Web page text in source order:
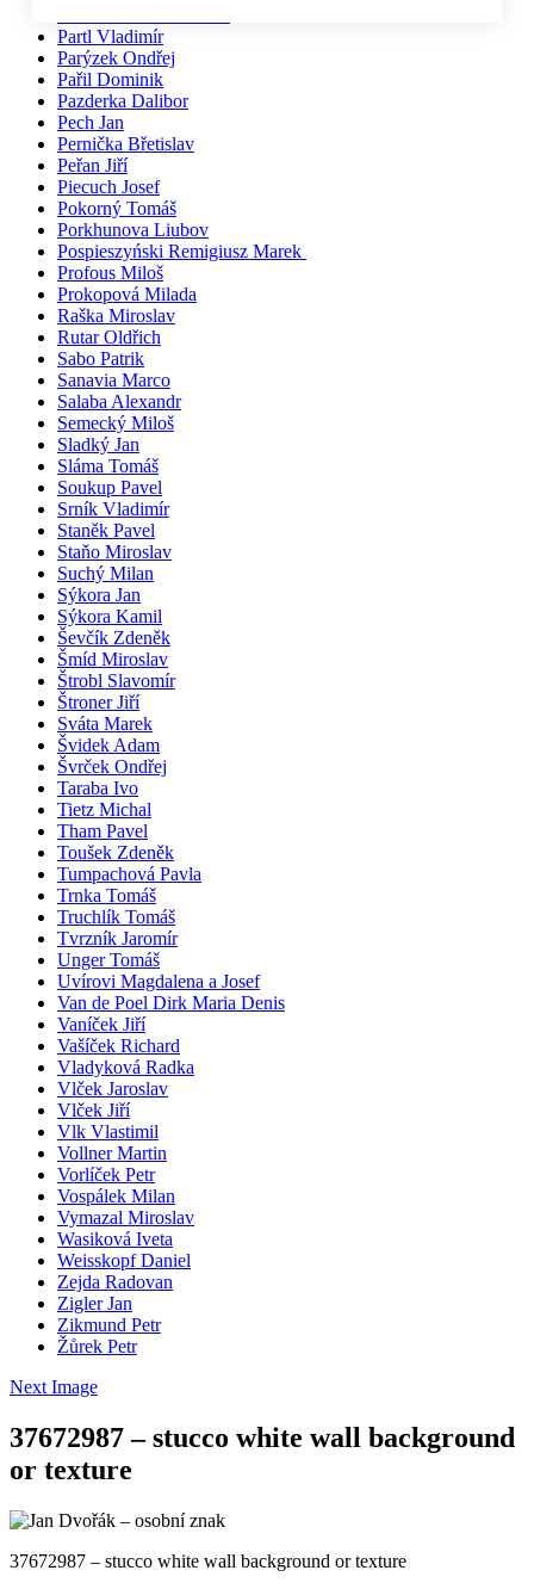
Partl Vladimír
Parýzek Ondřej
Pařil Dominik
Pazderka Dalibor
Pech Jan
Pernička Břetislav
Peřan Jiří
Piecuch Josef
Pokorný Tomáš
Porkhunova Liubov
Pospieszyński Remigiusz Marek
Profous Miloš
Prokopová Milada
Raška Miroslav
Rutar Oldřich
Sabo Patrik
Sanavia Marco
Salaba Alexandr
Semecký Miloš
Sladký Jan
Sláma Tomáš
Soukup Pavel
Srník Vladimír
Staněk Pavel
Staňo Miroslav
Suchý Milan
Sýkora Jan
Sýkora Kamil
Ševčík Zdeněk
Šmíd Miroslav
Štrobl Slavomír
Štroner Jiří
Sváta Marek
Švidek Adam
Švrček Ondřej
Taraba Ivo
Tietz Michal
Tham Pavel
Toušek Zdeněk
Tumpachová Pavla
Trnka Tomáš
Truchlík Tomáš
Tvrzník Jaromír
Unger Tomáš
Uvírovi Magdalena a Josef
Van de Poel Dirk Maria Denis
Vaníček Jiří
Vašíček Richard
Vladyková Radka
Vlček Jaroslav
Vlček Jiří
Vlk Vlastimil
Vollner Martin
Vorlíček Petr
Vospálek Milan
Vymazal Miroslav
Wasiková Iveta
Weisskopf Daniel
Zejda Radovan
Zigler Jan
Zikmund Petr
Žůrek Petr
Next Image
37672987 – stucco white wall background
or texture
37672987 – stucco white wall background or texture